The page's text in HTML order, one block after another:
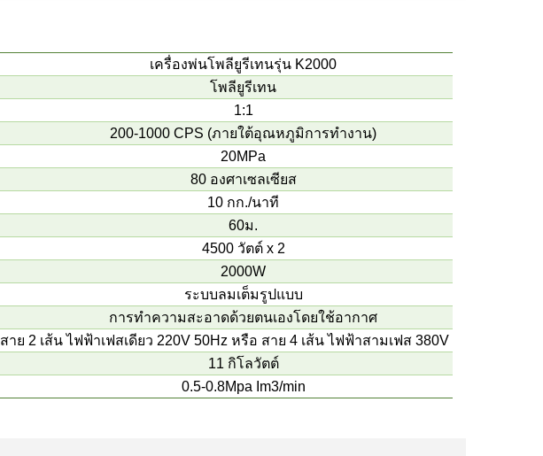
เครื่องพ่นโพลียูรีเทนรุ่น K2000
โพลียูรีเทน
1:1
200-1000 CPS (ภายใต้อุณหภูมิการทำงาน)
20MPa
80 องศาเซลเซียส
10 กก./นาที
60ม.
4500 วัตต์ x 2
2000W
ระบบลมเต็มรูปแบบ
การทำความสะอาดด้วยตนเองโดยใช้อากาศ
สาย 2 เส้น ไฟฟ้าเฟสเดียว 220V 50Hz หรือ สาย 4 เส้น ไฟฟ้าสามเฟส 380V 50Hz
11 กิโลวัตต์
0.5-0.8Mpa Im3/min